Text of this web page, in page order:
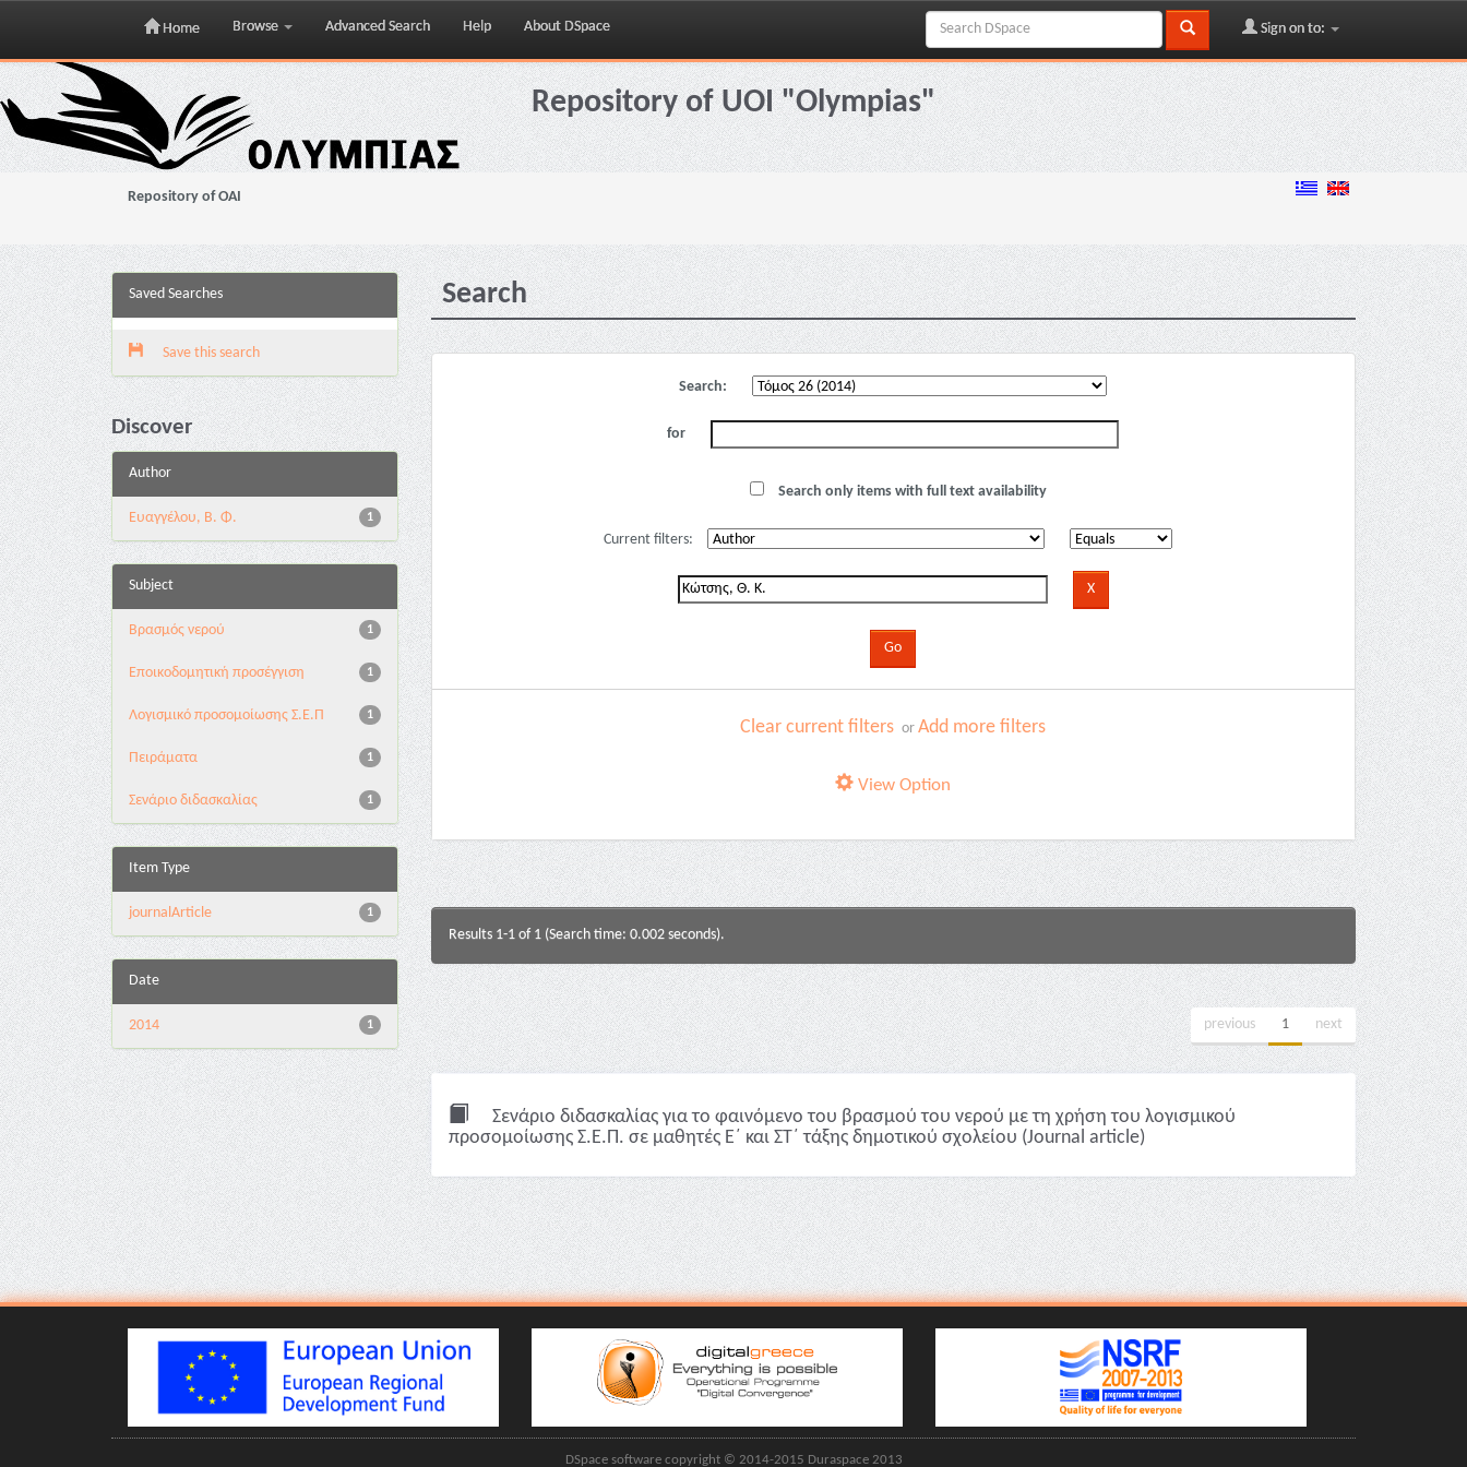
Skip
navigation
Home Browse Advanced Search Help About DSpace Sign on to:
Repository of UOI "Olympias"
Repository of OAI
Saved Searches
Save this search
Discover
Author
1
Ευαγγέλου, Β. Φ.
Subject
1
Βρασμός νερού
1
Εποικοδομητική προσέγγιση
1
Λογισμικό προσομοίωσης Σ.Ε.Π
1
Πειράματα
1
Σενάριο διδασκαλίας
Item Type
1
journalArticle
Date
1
2014
Search
Search:
for
Search only items with full text availability
Current filters:
Clear current filters orAdd more filters
View Option
Results 1-1 of 1 (Search time: 0.002 seconds).
previous 1 next
Σενάριο διδασκαλίας για το φαινόμενο του βρασμού του νερού με τη χρήση του λογισμικού
προσομοίωσης Σ.Ε.Π. σε μαθητές Ε΄ και ΣΤ΄ τάξης δημοτικού σχολείου (Journal article)
DSpace software copyright © 2014-2015 Duraspace 2013